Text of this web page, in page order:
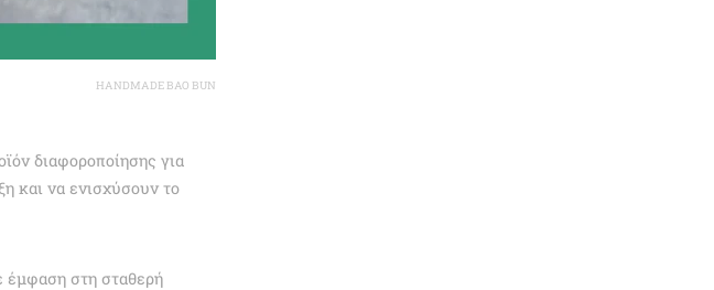
HANDMADE BAO BUN
διαφοροποίησης για
και να ενισχύσουν το
έμφαση στη σταθερή